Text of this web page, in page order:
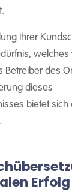
Ihrer
Betreiber des
dieses
bietet sich
Erfolg